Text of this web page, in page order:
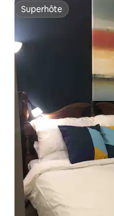
Superhôte
Superhôte